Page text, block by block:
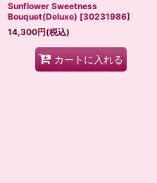
Sunflower Sweetness
Bouquet(Deluxe) [30231986]
14,300円(税込)
カートに入れる